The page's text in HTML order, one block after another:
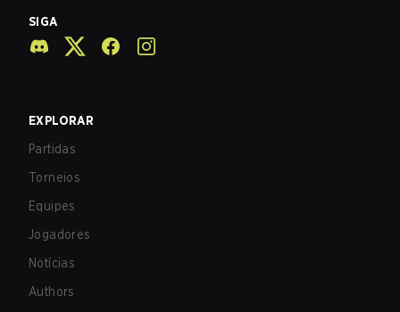
SIGA
EXPLORAR
Partidas
Torneios
Equipes
Jogadores
Notícias
Authors